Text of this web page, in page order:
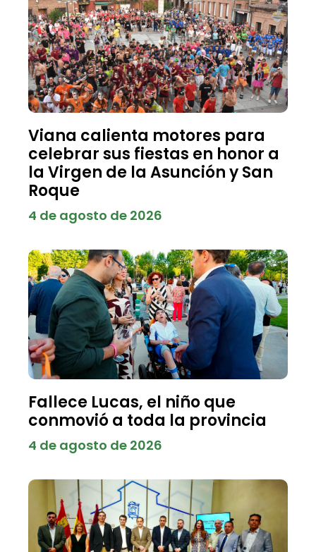
Viana calienta motores para
celebrar sus fiestas en honor a
la Virgen de la Asunción y San
Roque
4 de agosto de 2026
Fallece Lucas, el niño que
conmovió a toda la provincia
4 de agosto de 2026